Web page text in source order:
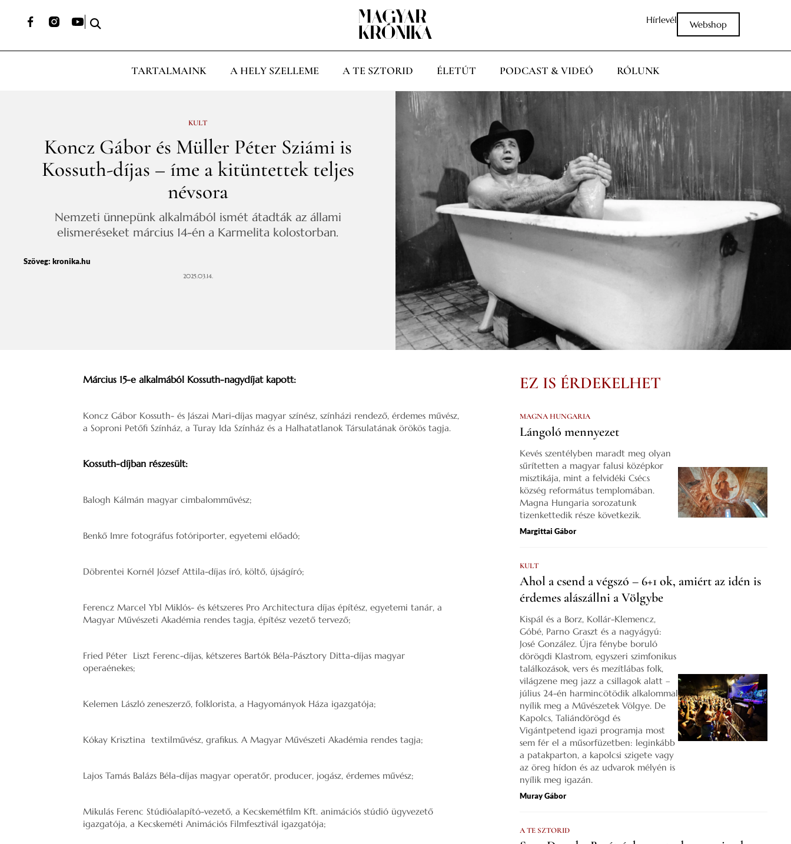
Hírlevél Webshop
TARTALMAINK A HELY SZELLEME A TE SZTORID ÉLETÚT PODCAST & VIDEÓ RÓLUNK
KULT
Koncz Gábor és Müller Péter Sziámi is
Kossuth-díjas – íme a kitüntettek teljes
névsora
Nemzeti ünnepünk alkalmából ismét átadták az állami
elismeréseket március 14-én a Karmelita kolostorban.
Szöveg: kronika.hu
2025.03.14.
Március 15-e alkalmából Kossuth-nagydíjat kapott:
Koncz Gábor Kossuth- és Jászai Mari-díjas magyar színész, színházi rendező, érdemes művész,
a Soproni Petőfi Színház, a Turay Ida Színház és a Halhatatlanok Társulatának örökös tagja.
Kossuth-díjban részesült:
Balogh Kálmán magyar cimbalomművész;
Benkő Imre fotográfus fotóriporter, egyetemi előadó;
Döbrentei Kornél József Attila-díjas író, költő, újságíró;
Ferencz Marcel Ybl Miklós- és kétszeres Pro Architectura díjas építész, egyetemi tanár, a
Magyar Művészeti Akadémia rendes tagja, építész vezető tervező;
Fried Péter Liszt Ferenc-díjas, kétszeres Bartók Béla-Pásztory Ditta-díjas magyar
operaénekes;
Kelemen László zeneszerző, folklorista, a Hagyományok Háza igazgatója;
Kókay Krisztina textilművész, grafikus. A Magyar Művészeti Akadémia rendes tagja;
Lajos Tamás Balázs Béla-díjas magyar operatőr, producer, jogász, érdemes művész;
Mikulás Ferenc Stúdióalapító-vezető, a Kecskemétfilm Kft. animációs stúdió ügyvezető
igazgatója, a Kecskeméti Animációs Filmfesztivál igazgatója;
EZ IS ÉRDEKELHET
MAGNA HUNGARIA
Lángoló mennyezet
Kevés szentélyben maradt meg olyan
sűrítetten a magyar falusi középkor
misztikája, mint a felvidéki Csécs
község református templomában.
Magna Hungaria sorozatunk
tizenkettedik része következik.
Margittai Gábor
KULT
Ahol a csend a végszó – 6+1 ok, amiért az idén is
érdemes alászállni a Völgybe
Kispál és a Borz, Kollár-Klemencz,
Góbé, Parno Graszt és a nagyágyú:
José González. Újra fénybe boruló
dörögdi Klastrom, egyszeri szimfonikus
találkozások, vers és mezítlábas folk,
világzene meg jazz a csillagok alatt –
július 24-én harmincötödik alkalommal
nyílik meg a Művészetek Völgye. De
Kapolcs, Taliándörögd és
Vigántpetend igazi programja most
sem fér el a műsorfüzetben: leginkább
a patakparton, a kapolcsi szigete vagy
az öreg hídon és az udvarok mélyén is
nyílik meg igazán.
Muray Gábor
A TE SZTORID